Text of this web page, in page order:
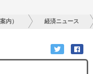
内） 経済ニュース